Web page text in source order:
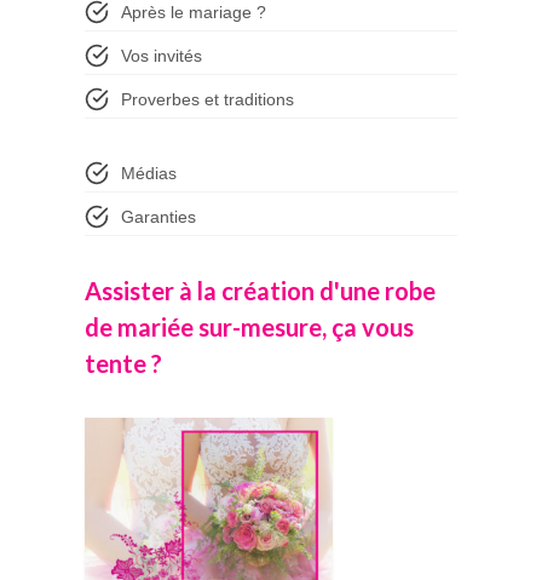
Après le mariage ?
Vos invités
Proverbes et traditions
Médias
Garanties
Assister à la création d'une robe
de mariée sur-mesure, ça vous
tente ?